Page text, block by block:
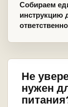
Собираем
инструкцию
Не
нужен